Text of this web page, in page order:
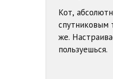
Кот,
спутниковым тв.
же.
пользуешься.